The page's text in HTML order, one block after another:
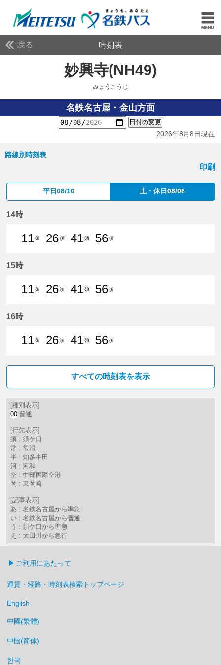
戻る 時刻表
妙興寺(NH49)
みょうこうじ
名鉄名古屋・金山方面
日付の変更
2026年8月8日現在
路線別時刻表
印刷
平日08/10 土・休日08/08
14時
11須
26須
41須
56須
15時
11須
26須
41須
56須
16時
11須
26須
41須
56須
すべての時刻表を表示
[種別表示]
00:普通
[行先表示]
須 : 須ケ口
常 : 常滑
半 : 知多半田
河 : 河和
空 : 中部国際空港
岡 : 東岡崎
[記事表示]
あ : 名鉄名古屋から準急
い : 名鉄名古屋から普通
う : 須ケ口から準急
え : 太田川から急行
ご利用にあたって
運賃・経路・時刻表検索トップページ
English
中國(繁體)
中国(简体)
한국